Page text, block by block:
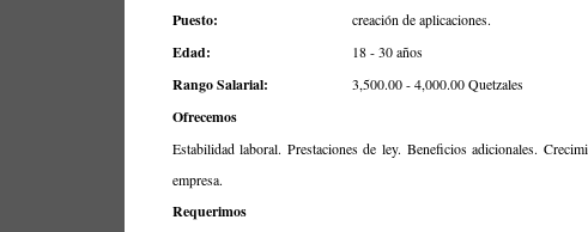
Puesto:
creación de aplicaciones.
Edad: 18 - 30 años
Rango Salarial: 3,500.00 - 4,000.00 Quetzales
Ofrecemos
Estabilidad laboral. Prestaciones de ley. Beneficios adicionales.
empresa.
Requerimos